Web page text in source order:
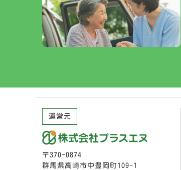
運営元
〒370-0874
群馬県高崎市中豊岡町109-1